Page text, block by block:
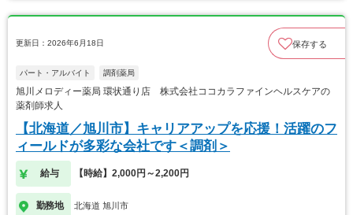
更新日：2026年6月18日 保存する
パート・アルバイト 調剤薬局
旭川メロディー薬局 環状通り店 株式会社ココカラファインヘルスケアの
薬剤師求人
【北海道／旭川市】キャリアアップを応援！活躍のフ
ィールドが多彩な会社です＜調剤＞
給与 【時給】2,000円～2,200円
勤務地 北海道 旭川市